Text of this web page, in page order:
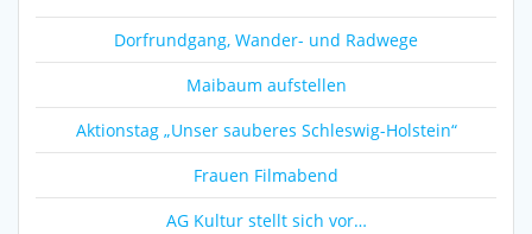
Dorfrundgang, Wander- und Radwege
Maibaum aufstellen
Aktionstag „Unser sauberes Schleswig-Holstein“
Frauen Filmabend
AG Kultur stellt sich vor…